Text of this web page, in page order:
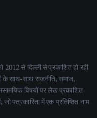
2012 से दिल्ली से प्रकाशित हो रही
के साथ-साथ राजनीति, समाज,
विषयों पर लेख प्रकाशित
पत्रकारिता में एक प्रतिष्ठित नाम